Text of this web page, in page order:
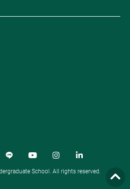
School. All rights reserved.